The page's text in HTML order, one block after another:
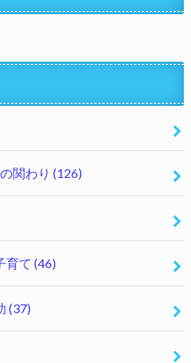
関わり (126)
育て (46)
(37)